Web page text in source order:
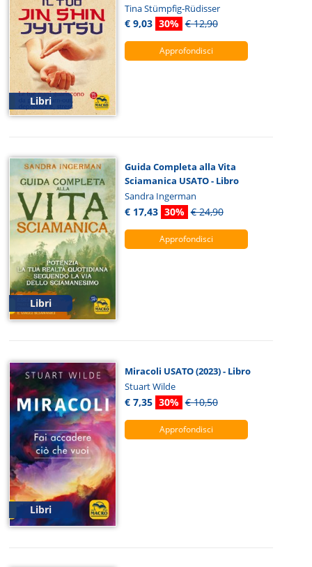
Libri
Tina Stümpfig-Rüdisser
€ 9,03 30% € 12,90
Approfondisci
Libri
Guida Completa alla Vita
Sciamanica USATO - Libro
Sandra Ingerman
€ 17,43 30% € 24,90
Approfondisci
Libri
Miracoli USATO (2023) - Libro
Stuart Wilde
€ 7,35 30% € 10,50
Approfondisci